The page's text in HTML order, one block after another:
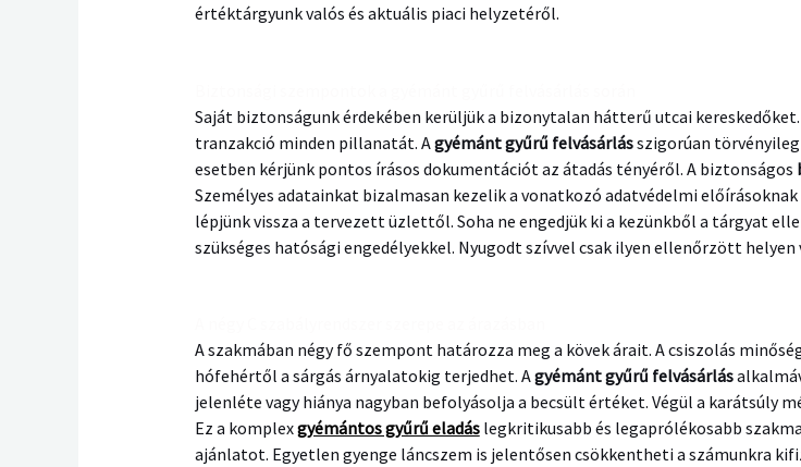
értéktárgyunk valós és aktuális piaci helyzetéről.
Saját biztonságunk érdekében kerüljük a bizonytalan hátterű utcai
tranzakció minden pillanatát. Agyémánt gyűrű felvásárlásszigorúan
esetben kérjünk pontos írásos dokumentációt az átadás tényéről. A biztonságos
Személyes adatainkat bizalmasan kezelik a vonatkozó adatvédelmi
lépjünk vissza a tervezett üzlettől. Soha ne engedjük ki a kezünkből a tárgyat
szükséges hatósági engedélyekkel. Nyugodt szívvel csak ilyen ellenőrzött
A szakmában négy fő szempont határozza meg a kövek árait. A csiszolás
hófehértől a sárgás árnyalatokig terjedhet. Agyémánt gyűrű felvásárlás
jelenléte vagy hiánya nagyban befolyásolja a becsült értéket. Végül a karátsúly
Ez a komplexgyémántos gyűrű eladáslegkritikusabb és legaprólékosabb
ajánlatot. Egyetlen gyenge láncszem is jelentősen csökkentheti a számunkra